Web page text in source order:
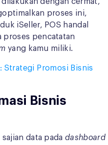
dengan cermat,
proses ini,
iSeller, POS handal
proses pencatatan
yang kamu miliki.
Strategi Promosi Bisnis
Bisnis
sajian data padadashboard